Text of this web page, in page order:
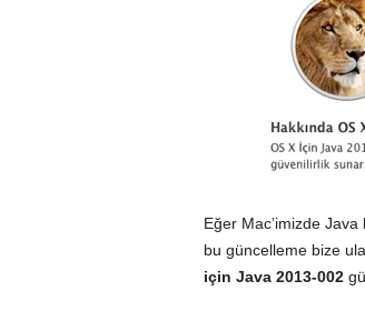
Eğer Mac’imizde Java
bu güncelleme bize
için Java 2013-002